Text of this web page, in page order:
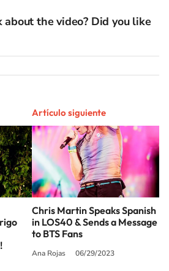
the video? Did you like
Artículo siguiente
Chris Martin Speaks Spanish
in LOS40 & Sends a Message
to BTS Fans
Ana Rojas 06/29/2023